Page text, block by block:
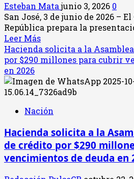
Esteban Matajunio 3, 2026 0
San José, 3 de junio de 2026 –
República prepara la
Leer MásLeer
más
acerca
Chaves
alista
de
fiscal
ante
presión
Hacienda solicita a la
por $290 millones para cubrir
en 2026
Nación
Hacienda solicita a la
de crédito por $290
vencimientos de deuda en